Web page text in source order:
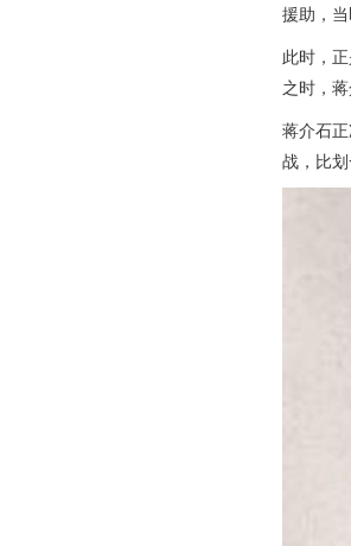
援助，当
此时，
之时，
蒋介石
战，比